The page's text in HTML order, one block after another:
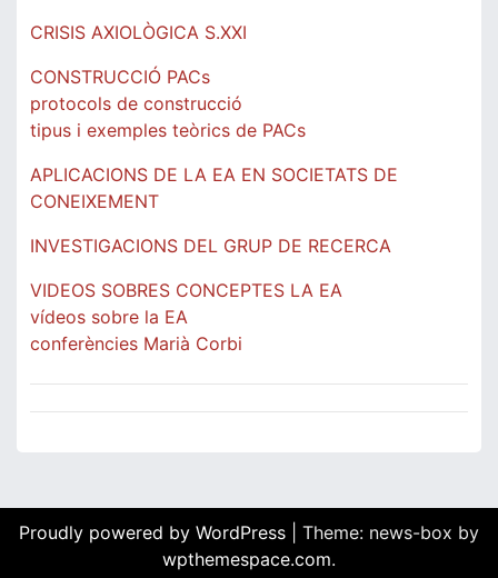
CRISIS AXIOLÒGICA S.XXI
CONSTRUCCIÓ PACs
protocols de construcció
tipus i exemples teòrics de PACs
APLICACIONS DE LA EA EN SOCIETATS DE
CONEIXEMENT
INVESTIGACIONS DEL GRUP DE RECERCA
VIDEOS SOBRES CONCEPTES LA EA
vídeos sobre la EA
conferències Marià Corbi
Proudly powered by WordPress
Theme: news-box by
wpthemespace.com.